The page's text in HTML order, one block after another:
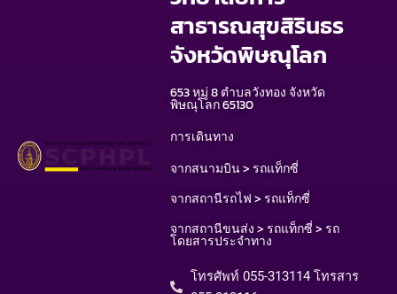
สาธารณสุขสิรินธร
จังหวัดพิษณุโลก
653 หมู่ 8 ตำบลวังทอง จังหวัด
พิษณุโลก 65130
การเดินทาง
จากสนามบิน > รถแท็กซี่
จากสถานีรถไฟ > รถแท็กซี่
จากสถานีขนส่ง > รถแท็กซี่ > รถ
โดยสารประจำทาง
โทรศัพท์ 055-313114 โทรสาร